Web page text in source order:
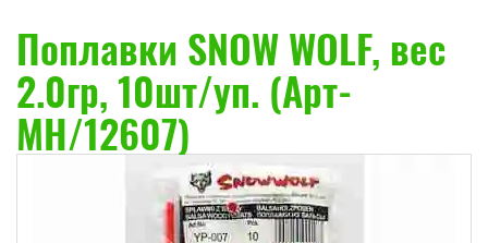
Поплавки SNOW WOLF, вес
2.0гр, 10шт/уп. (Арт-
МH/12607)